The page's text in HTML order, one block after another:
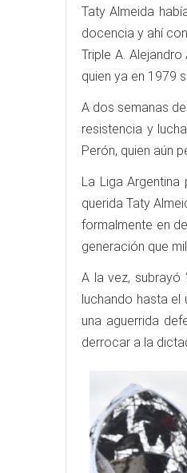
Taty Almeida
docencia y ahí
Triple A.
quien ya en 1979
A dos semanas
resistencia y
Perón, quien aún
La Liga
querida Taty
formalmente en
generación que
A la vez, subrayó
luchando hasta
una aguerrida
derrocar a la